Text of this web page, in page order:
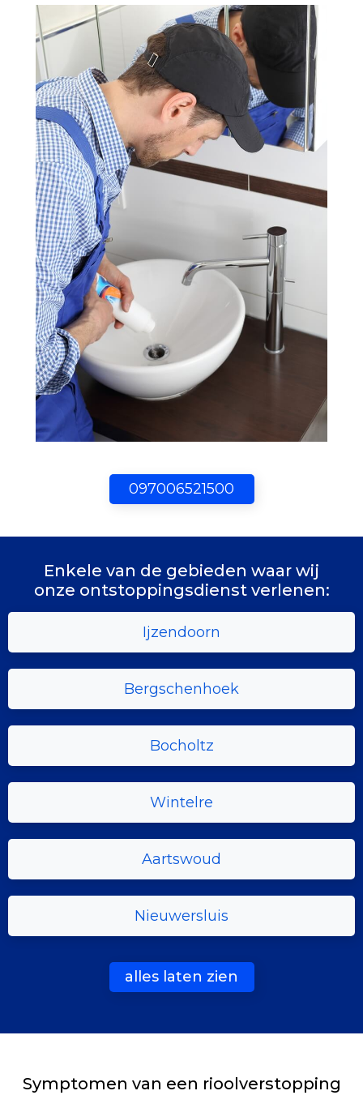
097006521500
Enkele van de gebieden waar wij
onze ontstoppingsdienst verlenen:
Ijzendoorn
Bergschenhoek
Bocholtz
Wintelre
Aartswoud
Nieuwersluis
alles laten zien
Symptomen van een rioolverstopping